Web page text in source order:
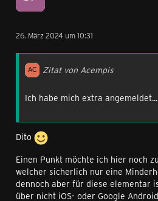
26. März 2024 um 10:31
Zitat von Acempis
Ich habe mich extra angemeldet...
Dito
Einen Punkt möchte ich hier noch
welcher sicherlich nur eine
dennoch aber für diese elementar
über nicht iOS- oder Google